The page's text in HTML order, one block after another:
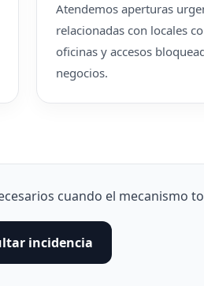
Atendemos aperturas
relacionadas con locales
oficinas y accesos
negocios.
cuando el mecanismo
incidencia